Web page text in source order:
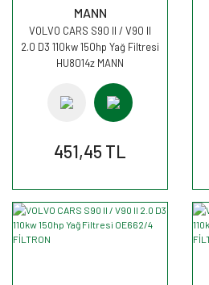
MANN
VOLVO CARS S90 II / V90 II
2.0 D3 110kw 150hp Yağ Filtresi
HU8014z MANN
451,45 TL